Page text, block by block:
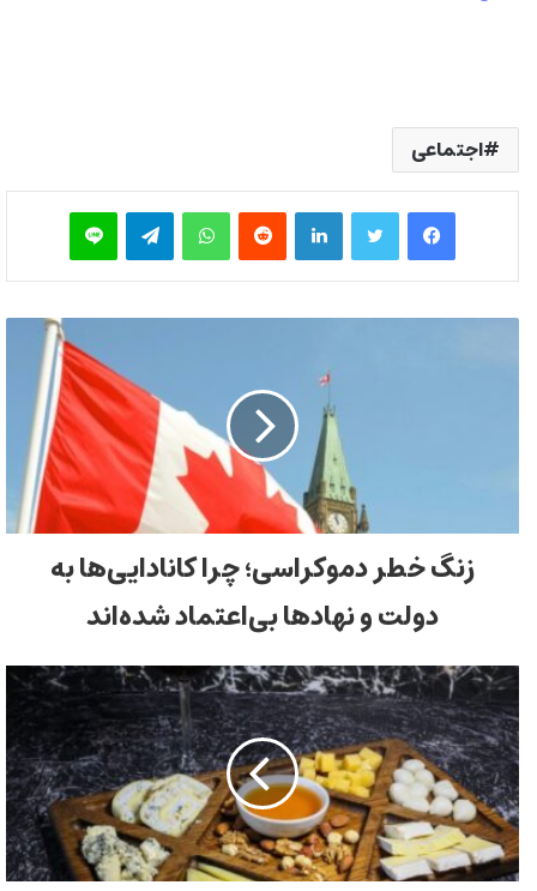
اجتماعی
فیس بوک توییتر لینکدین‫رددیت واتس آپ تلگرام لاین
زنگ خطر دموکراسی؛ چرا کانادایی‌ها به
دولت و نهادها بی‌اعتماد شده‌اند